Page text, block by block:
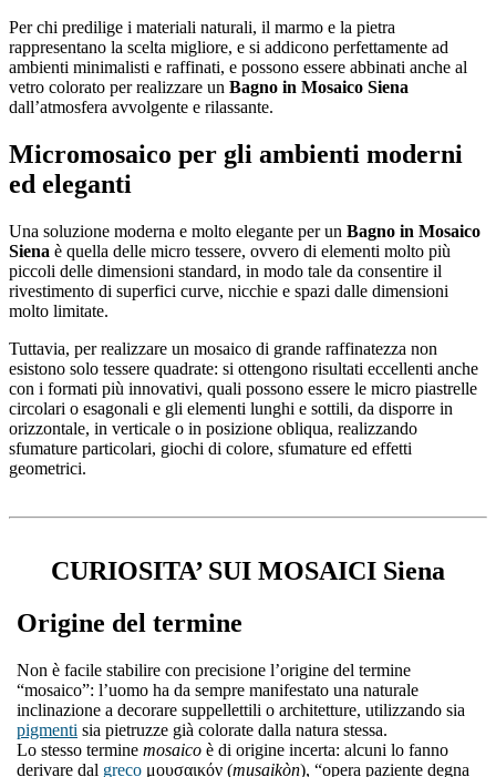
Per chi predilige i materiali naturali, il marmo e la pietra
rappresentano la scelta migliore, e si addicono perfettamente ad
ambienti minimalisti e raffinati, e possono essere abbinati anche al
vetro colorato per realizzare un Bagno in Mosaico Siena
dall’atmosfera avvolgente e rilassante.
Micromosaico per gli ambienti moderni
ed eleganti
Una soluzione moderna e molto elegante per un Bagno in Mosaico
Siena è quella delle micro tessere, ovvero di elementi molto più
piccoli delle dimensioni standard, in modo tale da consentire il
rivestimento di superfici curve, nicchie e spazi dalle dimensioni
molto limitate.
Tuttavia, per realizzare un mosaico di grande raffinatezza non
esistono solo tessere quadrate: si ottengono risultati eccellenti anche
con i formati più innovativi, quali possono essere le micro piastrelle
circolari o esagonali e gli elementi lunghi e sottili, da disporre in
orizzontale, in verticale o in posizione obliqua, realizzando
sfumature particolari, giochi di colore, sfumature ed effetti
geometrici.
CURIOSITA’ SUI MOSAICI Siena
Origine del termine
Non è facile stabilire con precisione l’origine del termine
“mosaico”: l’uomo ha da sempre manifestato una naturale
inclinazione a decorare suppellettili o architetture, utilizzando sia
pigmenti sia pietruzze già colorate dalla natura stessa.
Lo stesso termine mosaico è di origine incerta: alcuni lo fanno
derivare dal greco μουσαικόν (musaikòn), “opera paziente degna